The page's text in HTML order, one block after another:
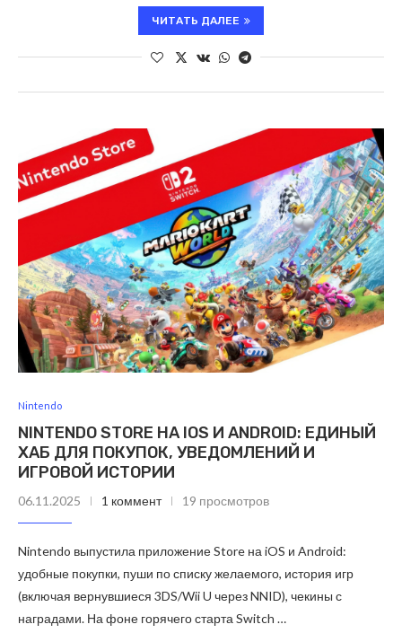
ЧИТАТЬ ДАЛЕЕ
Nintendo
NINTENDO STORE НА IOS И ANDROID: ЕДИНЫЙ
ХАБ ДЛЯ ПОКУПОК, УВЕДОМЛЕНИЙ И
ИГРОВОЙ ИСТОРИИ
06.11.2025 1 коммент 19 просмотров
Nintendo выпустила приложение Store на iOS и Android:
удобные покупки, пуши по списку желаемого, история игр
(включая вернувшиеся 3DS/Wii U через NNID), чекины с
наградами. На фоне горячего старта Switch …